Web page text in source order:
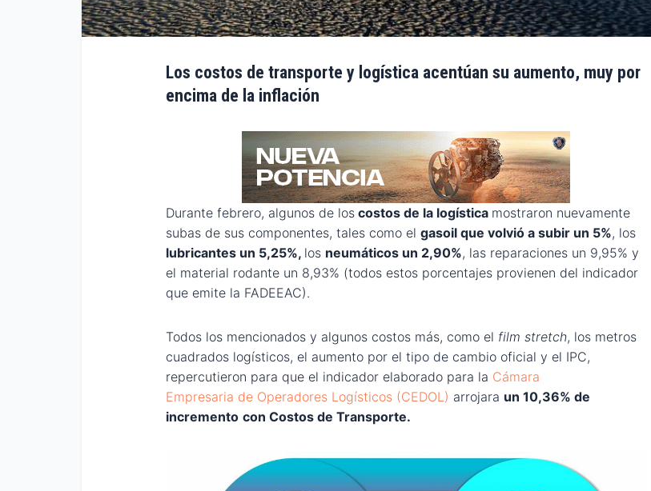
Los costos de transporte y logística acentúan su aumento, muy por
encima de la inflación
Durante febrero, algunos de los costos de la logística mostraron nuevamente
subas de sus componentes, tales como el gasoil que volvió a subir un 5%, los
lubricantes un 5,25%, los neumáticos un 2,90%, las reparaciones un 9,95% y
el material rodante un 8,93% (todos estos porcentajes provienen del indicador
que emite la FADEEAC).
Todos los mencionados y algunos costos más, como el film stretch, los metros
cuadrados logísticos, el aumento por el tipo de cambio oficial y el IPC,
repercutieron para que el indicador elaborado para la Cámara
Empresaria de Operadores Logísticos (CEDOL) arrojara un 10,36% de
incremento con Costos de Transporte.